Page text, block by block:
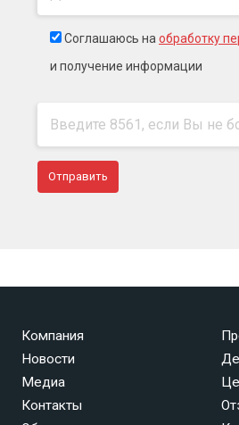
Соглашаюсь на обработку
и получение информации
Компания
Новости
Медиа
Контакты